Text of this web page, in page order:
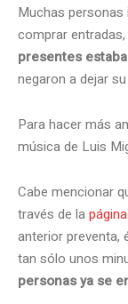
Muchas personas
comprar
presentes
negaron a dejar su
Para hacer más
música de Luis
Cabe mencionar
través de la
anterior preventa,
tan sólo unos
personas ya se